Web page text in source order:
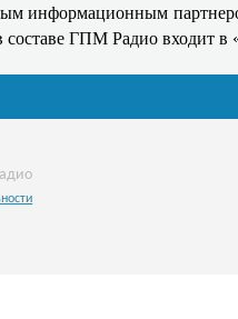
информационным
ГПМ Радио входит в